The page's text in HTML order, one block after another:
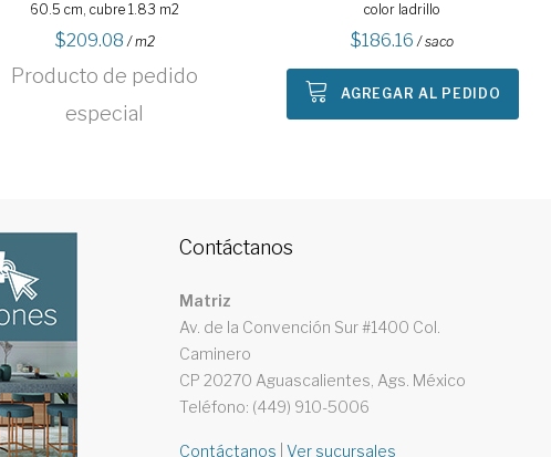
60.5 cm, cubre 1.83 m2
209.08 / m2
Producto de pedido
especial
color ladrillo
186.16 / saco
AGREGAR AL PEDIDO
Contáctanos
Matriz
Av. de la Convención Sur #1400 Col.
Caminero
CP 20270 Aguascalientes, Ags. México
Teléfono: (449) 910-5006
Contáctanos Ver sucursales